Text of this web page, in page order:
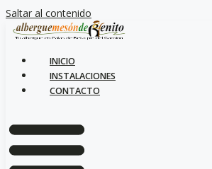
Saltar al contenido
INICIO
INSTALACIONES
CONTACTO